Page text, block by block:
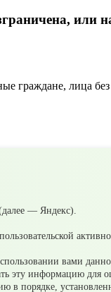
или
граждане, лица
— Яндекс).
вами
эту информацию для
в порядке,